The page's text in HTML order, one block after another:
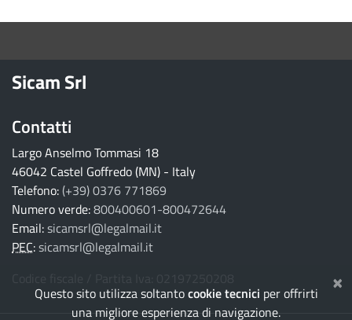
Questo sito utilizza soltantocookie tecnici per offrirti
una migliore esperienza di navigazione.
×
Sicam Srl
Contatti
Largo Anselmo Tommasi 18
46042 Castel Goffredo (MN) - Italy
Telefono:(+39) 0376 771869
Numero verde:800400601-800472644
Email:sicamsrl@legalmail.it
PEC:sicamsrl@legalmail.it